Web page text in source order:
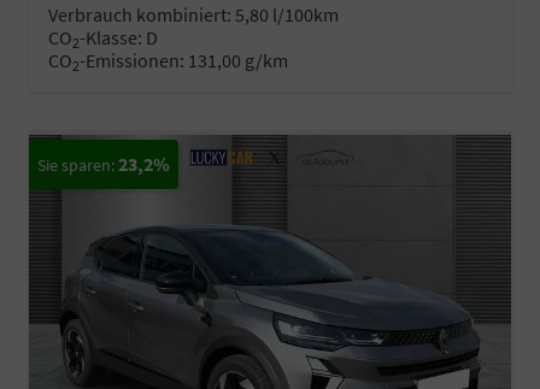
Verbrauch kombiniert: 5,80 l/100km
CO2-Klasse: D
CO2-Emissionen: 131,00 g/km
23,2%